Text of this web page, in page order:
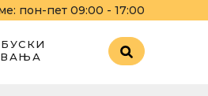
пон-пет 09:00 - 17:00